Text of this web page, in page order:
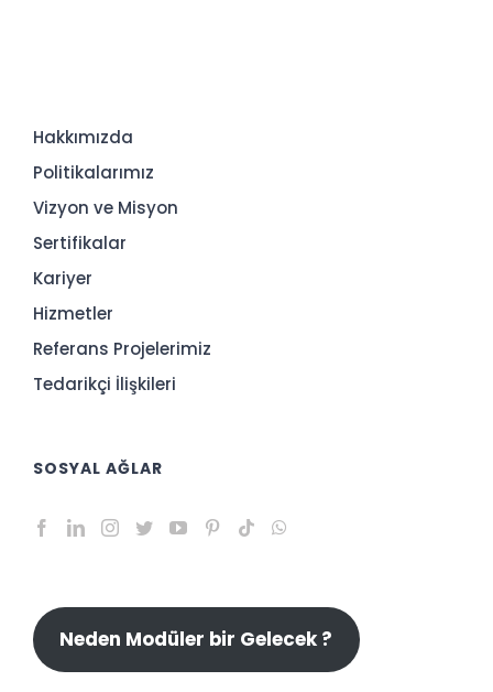
Hakkımızda
Politikalarımız
Vizyon ve Misyon
Sertifikalar
Kariyer
Hizmetler
Referans Projelerimiz
Tedarikçi İlişkileri
SOSYAL AĞLAR
Neden Modüler bir Gelecek ?